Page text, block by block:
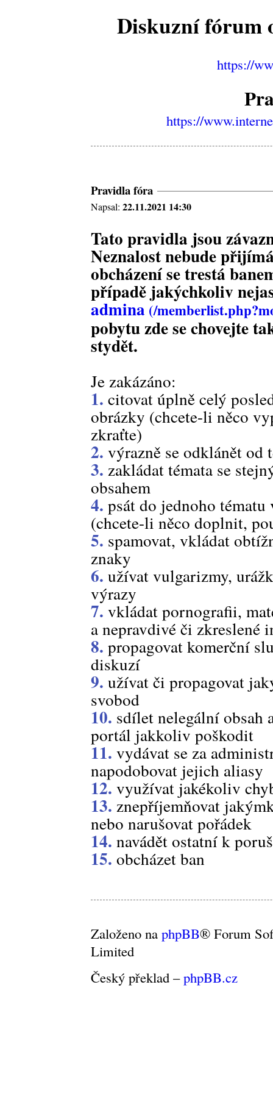
Diskuzní fórum
https://
https://
Pravidla fóra
Napsal:22.11.2021 14:30
Tato pravidla jsou
Neznalost nebude
obcházení se trestá
případě jakýchkoliv
admina
pobytu zde se chovejte
stydět.
Je zakázáno:
1. citovat úplně celý
obrázky (chcete-li něco
zkraťte)
2. výrazně se odklánět od
3. zakládat témata se
obsahem
4. psát do jednoho
(chcete-li něco doplnit,
5. spamovat, vkládat
znaky
6. užívat vulgarizmy,
výrazy
7. vkládat pornografii,
a nepravdivé či zkreslené
8. propagovat komerční
diskuzí
9. užívat či propagovat
svobod
10. sdílet nelegální obsah
portál jakkoliv poškodit
11. vydávat se za
napodobovat jejich aliasy
12. využívat jakékoliv
13. znepříjemňovat
nebo narušovat pořádek
14. navádět ostatní k
15. obcházet ban
Založeno naphpBB® Forum
Limited
Český překlad –phpBB.cz